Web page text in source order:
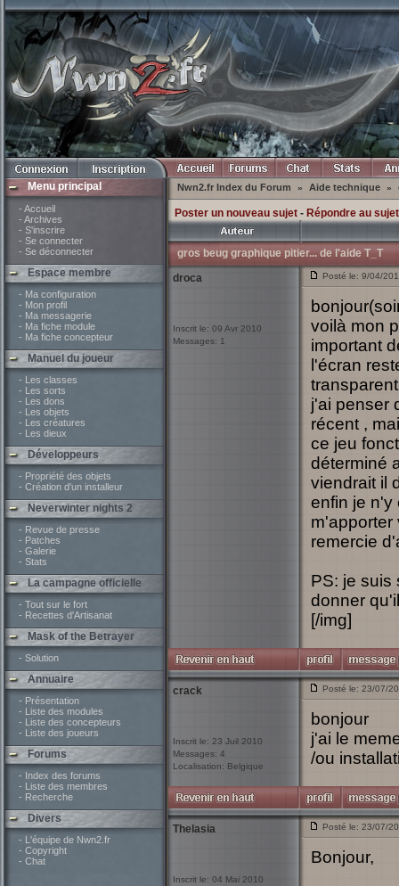
Menu principal
- Accueil
- Archives
- S'inscrire
- Se connecter
- Se déconnecter
Espace membre
- Ma configuration
- Mon profil
- Ma messagerie
- Ma fiche module
- Ma fiche concepteur
Manuel du joueur
- Les classes
- Les sorts
- Les dons
- Les objets
- Les créatures
- Les dieux
Développeurs
- Propriété des objets
- Création d'un installeur
Neverwinter nights 2
- Revue de presse
- Patches
- Galerie
- Stats
La campagne officielle
- Tout sur le fort
- Recettes d'Artisanat
Mask of the Betrayer
- Solution
Annuaire
- Présentation
- Liste des modules
- Liste des concepteurs
- Liste des joueurs
Forums
- Index des forums
- Liste des membres
- Recherche
Divers
- L'équipe de Nwn2.fr
- Copyright
- Chat
Nwn2.fr Index du Forum » Aide technique »
Poster un nouveau sujet- Répondre au sujet
gros beug graphique pitier... de l'aide T_T
droca
Inscrit le: 09 Avr 2010
Messages: 1
Posté le: 9/04/
voilà mon
important
l'écran
j'ai penser
récent ,
ce jeu
déterminé
viendrait il
enfin je n'y
m'apporter
remercie
PS: je suis
donner
[/img]
crack
Inscrit le: 23 Juil 2010
Messages: 4
Localisation: Belgique
Posté le: 23/07/
bonjour
j'ai le
/ou
Thelasia
Inscrit le: 04 Mai 2010
Posté le: 23/07/
Bonjour,